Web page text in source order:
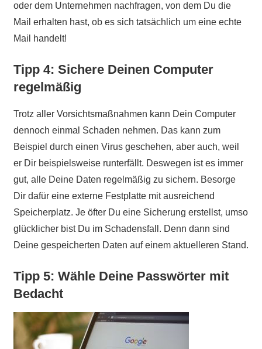
oder dem Unternehmen nachfragen, von dem Du die
Mail erhalten hast, ob es sich tatsächlich um eine echte
Mail handelt!
Tipp 4: Sichere Deinen Computer
regelmäßig
Trotz aller Vorsichtsmaßnahmen kann Dein Computer
dennoch einmal Schaden nehmen. Das kann zum
Beispiel durch einen Virus geschehen, aber auch, weil
er Dir beispielsweise runterfällt. Deswegen ist es immer
gut, alle Deine Daten regelmäßig zu sichern. Besorge
Dir dafür eine externe Festplatte mit ausreichend
Speicherplatz. Je öfter Du eine Sicherung erstellst, umso
glücklicher bist Du im Schadensfall. Denn dann sind
Deine gespeicherten Daten auf einem aktuelleren Stand.
Tipp 5: Wähle Deine Passwörter mit
Bedacht